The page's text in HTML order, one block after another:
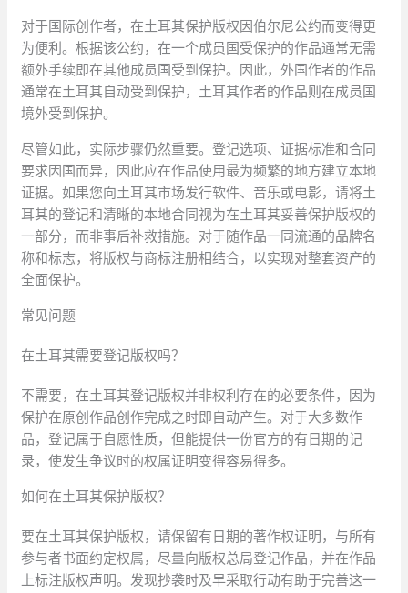
对于国际创作者，在土耳其保护版权因伯尔尼公约而变得更
为便利。根据该公约，在一个成员国受保护的作品通常无需
额外手续即在其他成员国受到保护。因此，外国作者的作品
通常在土耳其自动受到保护，土耳其作者的作品则在成员国
境外受到保护。
尽管如此，实际步骤仍然重要。登记选项、证据标准和合同
要求因国而异，因此应在作品使用最为频繁的地方建立本地
证据。如果您向土耳其市场发行软件、音乐或电影，请将土
耳其的登记和清晰的本地合同视为在土耳其妥善保护版权的
一部分，而非事后补救措施。对于随作品一同流通的品牌名
称和标志，将版权与商标注册相结合，以实现对整套资产的
全面保护。
常见问题
在土耳其需要登记版权吗？
不需要，在土耳其登记版权并非权利存在的必要条件，因为
保护在原创作品创作完成之时即自动产生。对于大多数作
品，登记属于自愿性质，但能提供一份官方的有日期的记
录，使发生争议时的权属证明变得容易得多。
如何在土耳其保护版权？
要在土耳其保护版权，请保留有日期的著作权证明，与所有
参与者书面约定权属，尽量向版权总局登记作品，并在作品
上标注版权声明。发现抄袭时及早采取行动有助于完善这一